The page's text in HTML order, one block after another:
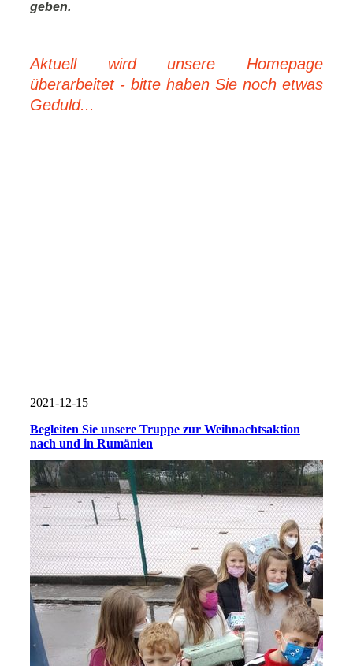
geben.
Aktuell wird unsere Homepage
überarbeitet - bitte haben Sie noch etwas
Geduld...
2021-12-15
Begleiten Sie unsere Truppe zur Weihnachtsaktion
nach und in Rumänien